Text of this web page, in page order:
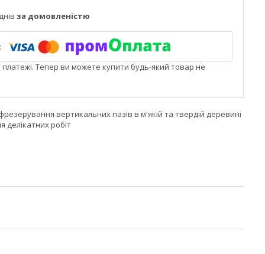
за домовленістю
платежі. Тепер ви можете купити будь-який товар не
вертикальних пазів в м'якій та твердій деревині
делікатних робіт